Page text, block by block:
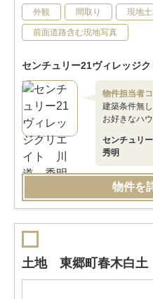
外観 間取り 現地
前面道路含む現地写真
センチュリー21ヴィレッジク
物件担当者
建築条件無
お好きなハ
センチュリ
秀明
物件を
土地 東郷町春木白